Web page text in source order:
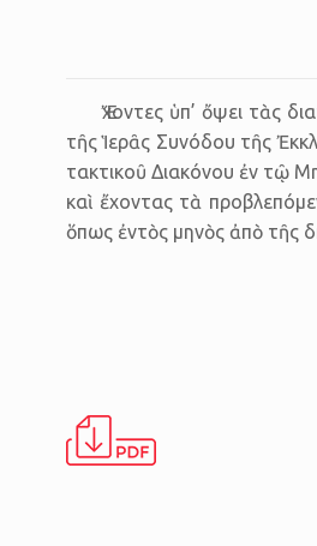
Ἔχον­τες ὑπ’ ὄψει τὰς
τῆς Ἱερᾶς Συνόδου τῆς
τακτικοῦ Διακόνου ἐν τῷ
καὶ ἔχοντας τὰ
ὅπως ἐν­τὸς μη­νὸς ἀπὸ τῆς